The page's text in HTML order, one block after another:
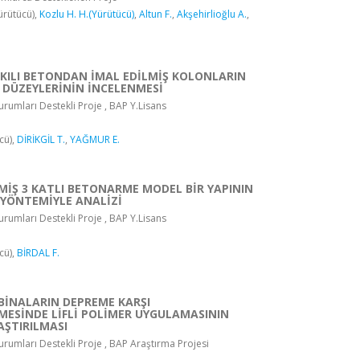
Kozlu H. H.(Yürütücü), Altun F., Akşehirlioğlu A.,
BETONDAN İMAL EDİLMİŞ KOLONLARIN
İNCELENMESİ
Destekli Proje , BAP Y.Lisans
DİRİKGİL T., YAĞMUR E.
3 KATLI BETONARME MODEL BİR YAPININ
ANALİZİ
Destekli Proje , BAP Y.Lisans
BİRDAL F.
DEPREME KARŞI
LİFLİ POLİMER UYGULAMASININ
Destekli Proje , BAP Araştırma Projesi